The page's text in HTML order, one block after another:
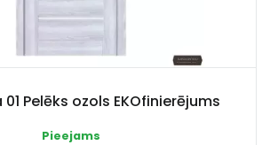
01 Pelēks ozols EKOfinierējums
Pieejams